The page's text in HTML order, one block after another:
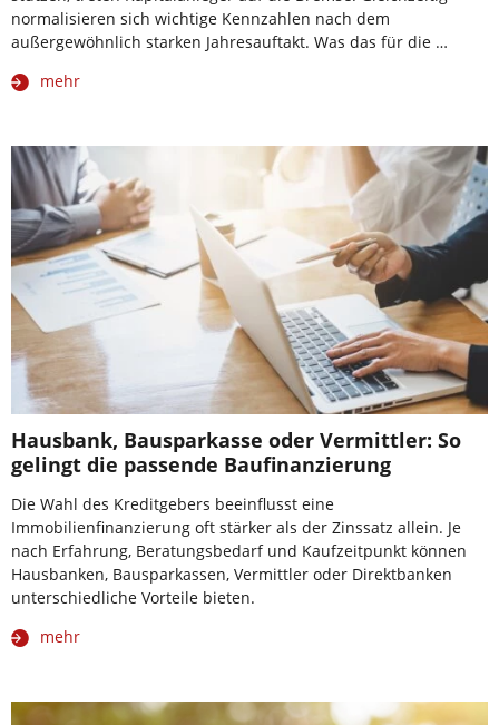
normalisieren sich wichtige Kennzahlen nach dem
außergewöhnlich starken Jahresauftakt. Was das für die …
mehr
Hausbank, Bausparkasse oder Vermittler: So
gelingt die passende Baufinanzierung
Die Wahl des Kreditgebers beeinflusst eine
Immobilienfinanzierung oft stärker als der Zinssatz allein. Je
nach Erfahrung, Beratungsbedarf und Kaufzeitpunkt können
Hausbanken, Bausparkassen, Vermittler oder Direktbanken
unterschiedliche Vorteile bieten.
mehr